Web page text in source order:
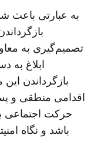
به عبارتی باعث
تصمیم‌گیری به
ابلاغ به
بازگرداندن
اقدامی منطقی و
حرکت اجتماعی
باشد و نگاه